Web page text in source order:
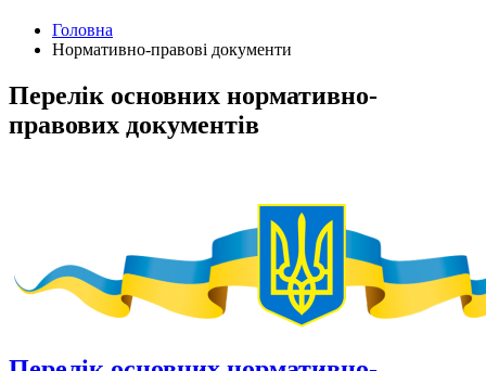
Головна
Нормативно-правові документи
Перелік основних нормативно-
правових документів